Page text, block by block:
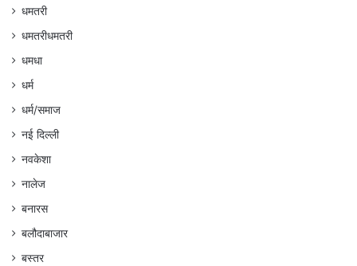
धमतरी
धमतरीधमतरी
धमधा
धर्म
धर्म/समाज
नई दिल्ली
नवकेशा
नालेज
बनारस
बलौदाबाजार
बस्तर